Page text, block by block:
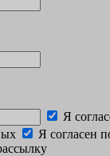
Я
Я согласен